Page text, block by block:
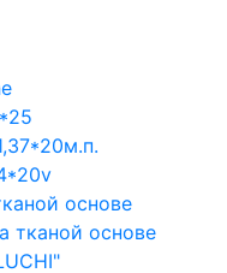
основе
тканой основе